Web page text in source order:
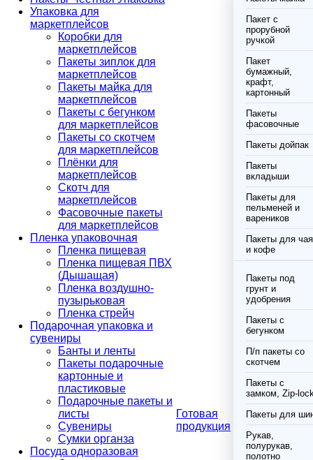
Упаковка для
маркетплейсов
Коробки для
маркетплейсов
Пакеты зиплок для
маркетплейсов
Пакеты майка для
маркетплейсов
Пакеты с бегунком
для маркетплейсов
Пакеты со скотчем
для маркетплейсов
Плёнки для
маркетплейсов
Скотч для
маркетплейсов
Фасовочные пакеты
для маркетплейсов
Пленка упаковочная
Пленка пищевая
Пленка пищевая ПВХ
(Дышащая)
Пленка воздушно-
пузырьковая
Пленка стрейч
Подарочная упаковка и
сувениры
Банты и ленты
Пакеты подарочные
картонные и
пластиковые
Подарочные пакеты и
листы
Сувениры
Сумки органза
Посуда одноразовая
Готовая
продукция
Пакет с
прорубной
ручкой
Пакет
бумажный,
крафт,
картонный
Пакеты
фасовочные
Пакеты дойпак
Пакеты
вкладыши
Пакеты для
пельменей и
вареников
Пакеты для чая
и кофе
Пакеты под
грунт и
удобрения
Пакеты с
бегунком
П/п пакеты со
скотчем
Пакеты с
замком, Zip-
Пакеты для
Рукав,
полурукав,
полотно